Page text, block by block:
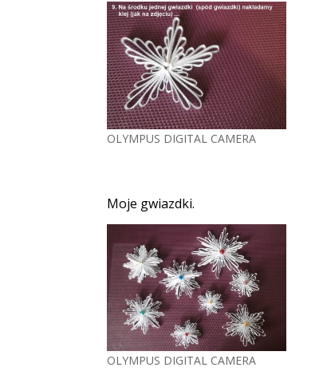
OLYMPUS DIGITAL CAMERA
Moje gwiazdki.
OLYMPUS DIGITAL CAMERA